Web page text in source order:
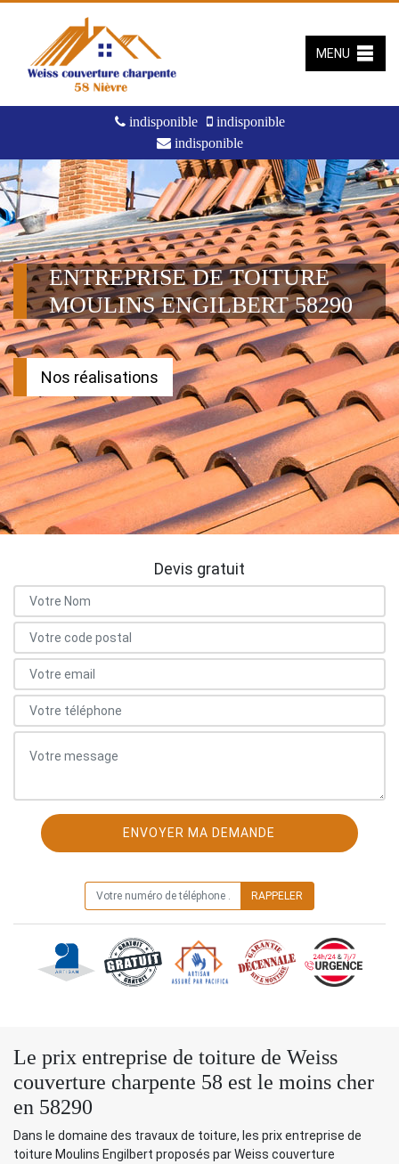
indisponible
indisponible
indisponible
MENU
ENTREPRISE DE TOITURE
MOULINS ENGILBERT 58290
Nos réalisations
Devis gratuit
Le prix entreprise de toiture de Weiss
couverture charpente 58 est le moins cher
en 58290
Dans le domaine des travaux de toiture, les prix entreprise de
toiture Moulins Engilbert proposés par Weiss couverture